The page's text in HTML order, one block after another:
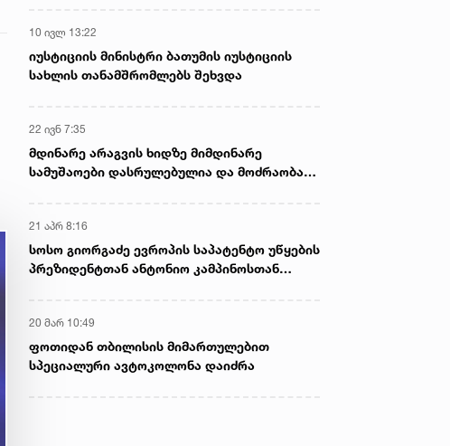
10 ივლ 13:22
იუსტიციის მინისტრი ბათუმის იუსტიციის
სახლის თანამშრომლებს შეხვდა
22 ივნ 7:35
მდინარე არაგვის ხიდზე მიმდინარე
სამუშაოები დასრულებულია და მოძრაობა
21 აპრ 8:16
სოსო გიორგაძე ევროპის საპატენტო უწყების
პრეზიდენტთან ანტონიო კამპინოსთან
20 მარ 10:49
ფოთიდან თბილისის მიმართულებით
სპეციალური ავტოკოლონა დაიძრა